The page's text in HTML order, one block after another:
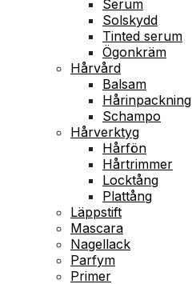
Serum
Solskydd
Tinted serum
Ögonkräm
Hårvård
Balsam
Hårinpackning
Schampo
Hårverktyg
Hårfön
Hårtrimmer
Locktång
Plattång
Läppstift
Mascara
Nagellack
Parfym
Primer